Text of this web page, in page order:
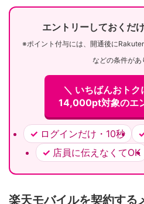
エントリーしておくだ
※ポイント付与には、開通後に
などの条件があ
＼ いちばんおトク
14,000pt対象のエ
ログインだけ・10秒
店員に伝えなくてOK
楽天モバイルを契約する